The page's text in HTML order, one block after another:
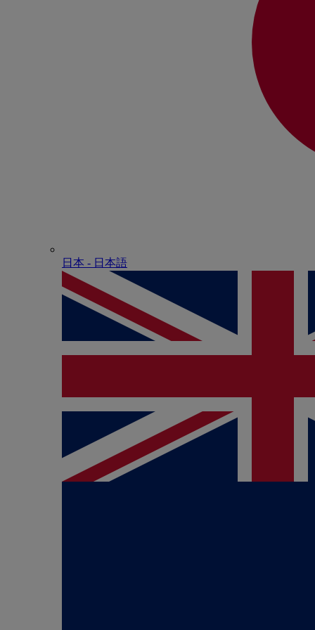
日本 - ⽇本語